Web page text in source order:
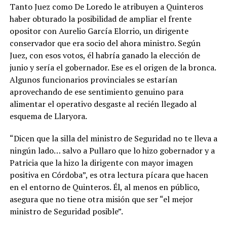
Tanto Juez como De Loredo le atribuyen a Quinteros
haber obturado la posibilidad de ampliar el frente
opositor con Aurelio García Elorrio, un dirigente
conservador que era socio del ahora ministro. Según
Juez, con esos votos, él habría ganado la elección de
junio y sería el gobernador. Ese es el origen de la bronca.
Algunos funcionarios provinciales se estarían
aprovechando de ese sentimiento genuino para
alimentar el operativo desgaste al recién llegado al
esquema de Llaryora.
“Dicen que la silla del ministro de Seguridad no te lleva a
ningún lado… salvo a Pullaro que lo hizo gobernador y a
Patricia que la hizo la dirigente con mayor imagen
positiva en Córdoba”, es otra lectura pícara que hacen
en el entorno de Quinteros. Él, al menos en público,
asegura que no tiene otra misión que ser “el mejor
ministro de Seguridad posible”.